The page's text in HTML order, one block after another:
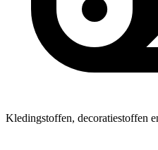
Kledingstoffen, decoratiestoffen